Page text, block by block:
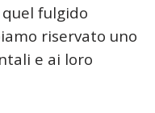
fulgido
riservato uno
e ai loro